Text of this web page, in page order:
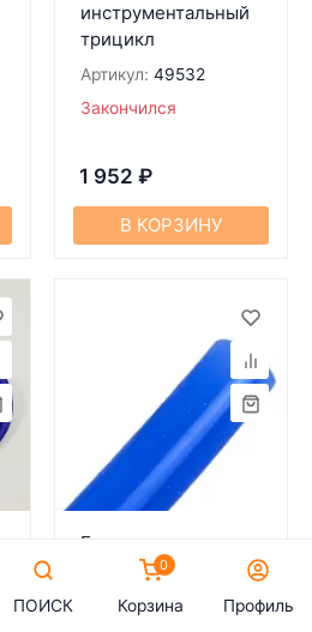
инструментальный
трицикл
Артикул: 49532
Закончился
1 952 ₽
В КОРЗИНУ
Бензошланг
силикон 7-10мм
синий
ПОИСК
0
Корзина Профиль